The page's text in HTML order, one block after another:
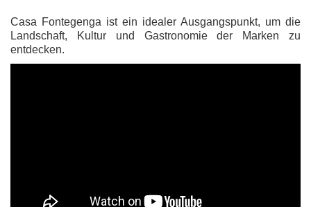
Casa Fontegenga ist ein idealer Ausgangspunkt, um die
Landschaft, Kultur und Gastronomie der Marken zu
entdecken.